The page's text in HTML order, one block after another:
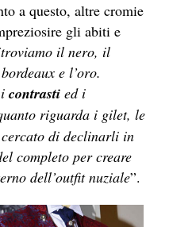
a questo, altre cromie
gli abiti e
il nero, il
e l’oro.
contrasti ed i
riguarda i gilet, le
di declinarli in
completo per creare
dell’outfit nuziale”.